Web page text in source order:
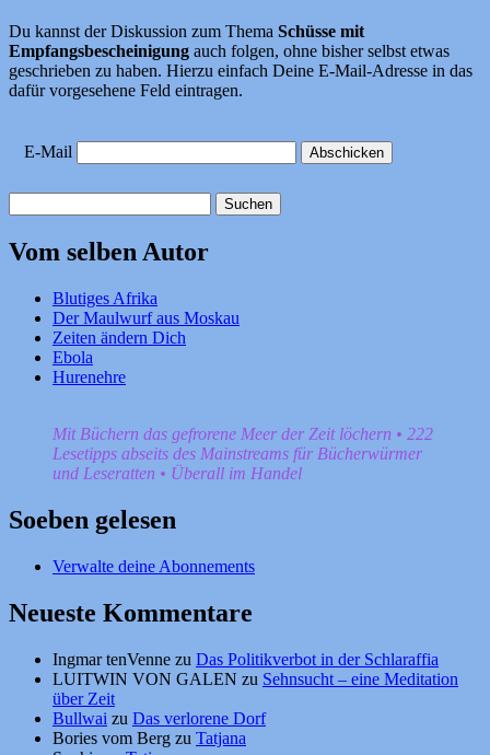
Du kannst der Diskussion zum Thema Schüsse mit
Empfangsbescheinigung auch folgen, ohne bisher selbst etwas
geschrieben zu haben. Hierzu einfach Deine E-Mail-Adresse in das
dafür vorgesehene Feld eintragen.
E-Mail
nach:
Vom selben Autor
Blutiges Afrika
Der Maulwurf aus Moskau
Zeiten ändern Dich
Ebola
Hurenehre
Mit Büchern das gefrorene Meer der Zeit löchern • 222
Lesetipps abseits des Mainstreams für Bücherwürmer
und Leseratten • Überall im Handel
Soeben gelesen
Verwalte deine Abonnements
Neueste Kommentare
Ingmar tenVenne zu Das Politikverbot in der Schlaraffia
LUITWIN VON GALEN zu Sehnsucht – eine Meditation
über Zeit
Bullwai zu Das verlorene Dorf
Bories vom Berg zu Tatjana